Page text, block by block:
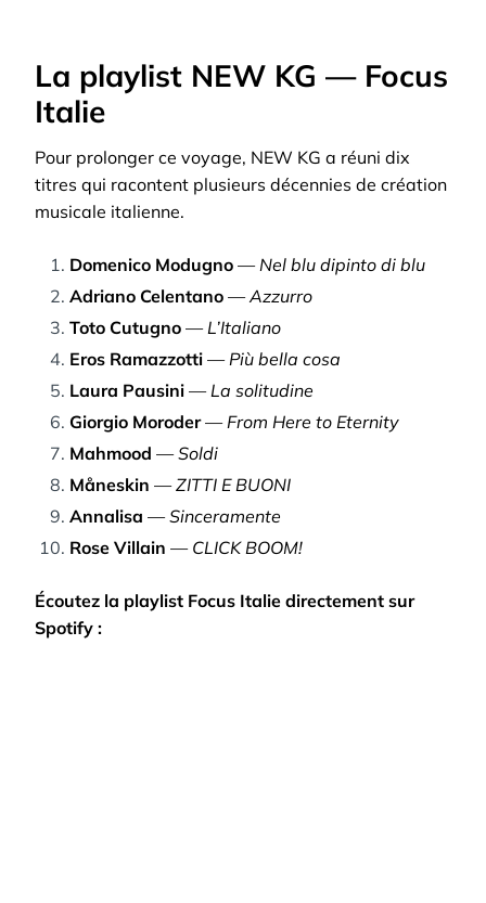
La playlist NEW KG — Focus
Italie
Pour prolonger ce voyage, NEW KG a réuni dix
titres qui racontent plusieurs décennies de création
musicale italienne.
Domenico Modugno — Nel blu dipinto di blu
Adriano Celentano —Azzurro
Toto Cutugno — L’Italiano
Eros Ramazzotti — Più bella cosa
Laura Pausini — La solitudine
Giorgio Moroder— From Here to Eternity
Mahmood —Soldi
Måneskin —ZITTI E BUONI
Annalisa —Sinceramente
Rose Villain — CLICK BOOM!
Écoutez la playlist Focus Italie directement sur
Spotify :